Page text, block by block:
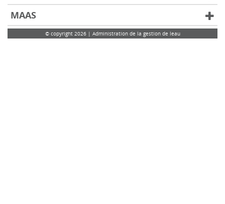
MAAS
© copyright 2026 | Administration de la gestion de leau